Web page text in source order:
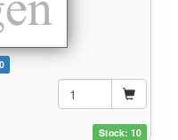
Stock: 10